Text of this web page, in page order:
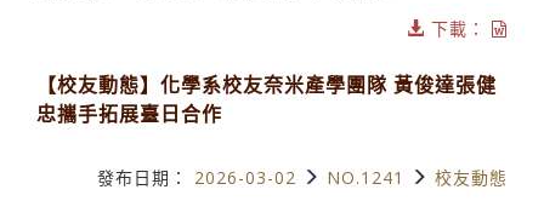
下載：
【校友動態】化學系校友奈米產學團隊 黃俊達張健
忠攜手拓展臺日合作
發布日期： 2026-03-02 NO.1241 校友動態